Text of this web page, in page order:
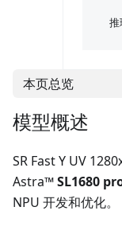
推
本页总览
模型概述
SR Fast Y UV
Astra™SL1680
NPU 开发和优化。